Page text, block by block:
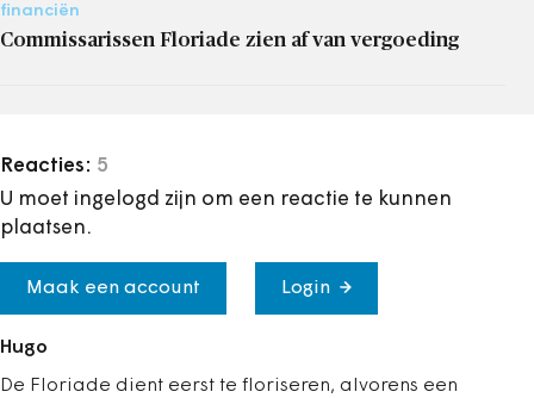
financiën
Commissarissen Floriade zien af van vergoeding
Reacties: 5
U moet ingelogd zijn om een reactie te kunnen
plaatsen.
Maak een account Login
Hugo
De Floriade dient eerst te floriseren, alvorens een